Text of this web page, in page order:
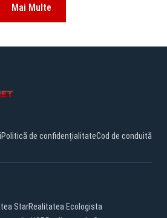
Mai Multe
Politică de confidențialitateCod de conduită
StarRealitatea Ecologista